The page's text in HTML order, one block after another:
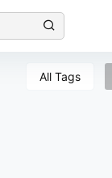
All Tags